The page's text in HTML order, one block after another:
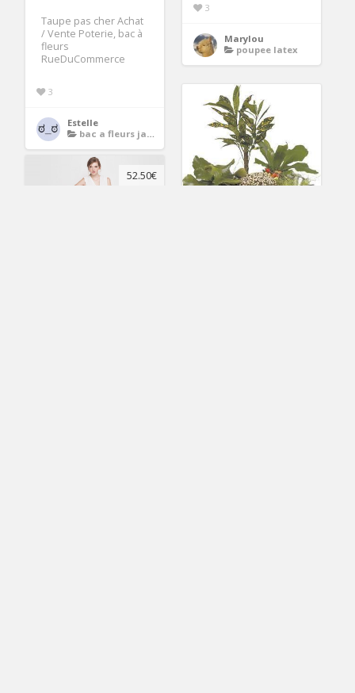
3
Marylou
poupee latex
Taupe pas cher Achat
/ Vente Poterie, bac à
fleurs
RueDuCommerce
3
Estelle
bac a fleurs jardiniere
52.50€